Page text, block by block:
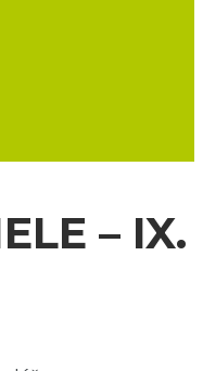
– IX.